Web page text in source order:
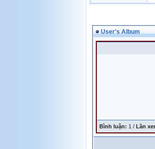
User's Album
Bình luận: 1 / Lần